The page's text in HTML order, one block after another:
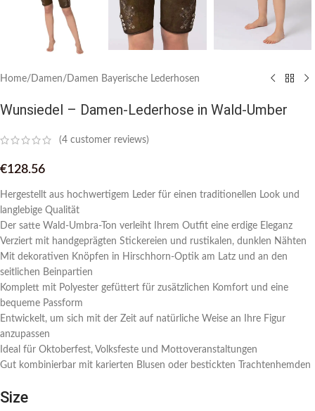
Home/ Damen/ Damen Bayerische Lederhosen
Wunsiedel – Damen-Lederhose in Wald-Umber
(4 customer reviews)
€128.56
Hergestellt aus hochwertigem Leder für einen traditionellen Look und
langlebige Qualität
Der satte Wald-Umbra-Ton verleiht Ihrem Outfit eine erdige Eleganz
Verziert mit handgeprägten Stickereien und rustikalen, dunklen Nähten
Mit dekorativen Knöpfen in Hirschhorn-Optik am Latz und an den
seitlichen Beinpartien
Komplett mit Polyester gefüttert für zusätzlichen Komfort und eine
bequeme Passform
Entwickelt, um sich mit der Zeit auf natürliche Weise an Ihre Figur
anzupassen
Ideal für Oktoberfest, Volksfeste und Mottoveranstaltungen
Gut kombinierbar mit karierten Blusen oder bestickten Trachtenhemden
Size